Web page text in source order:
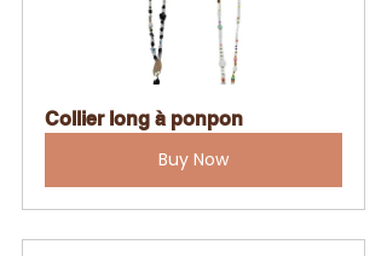
Collier long à ponpon
Buy Now